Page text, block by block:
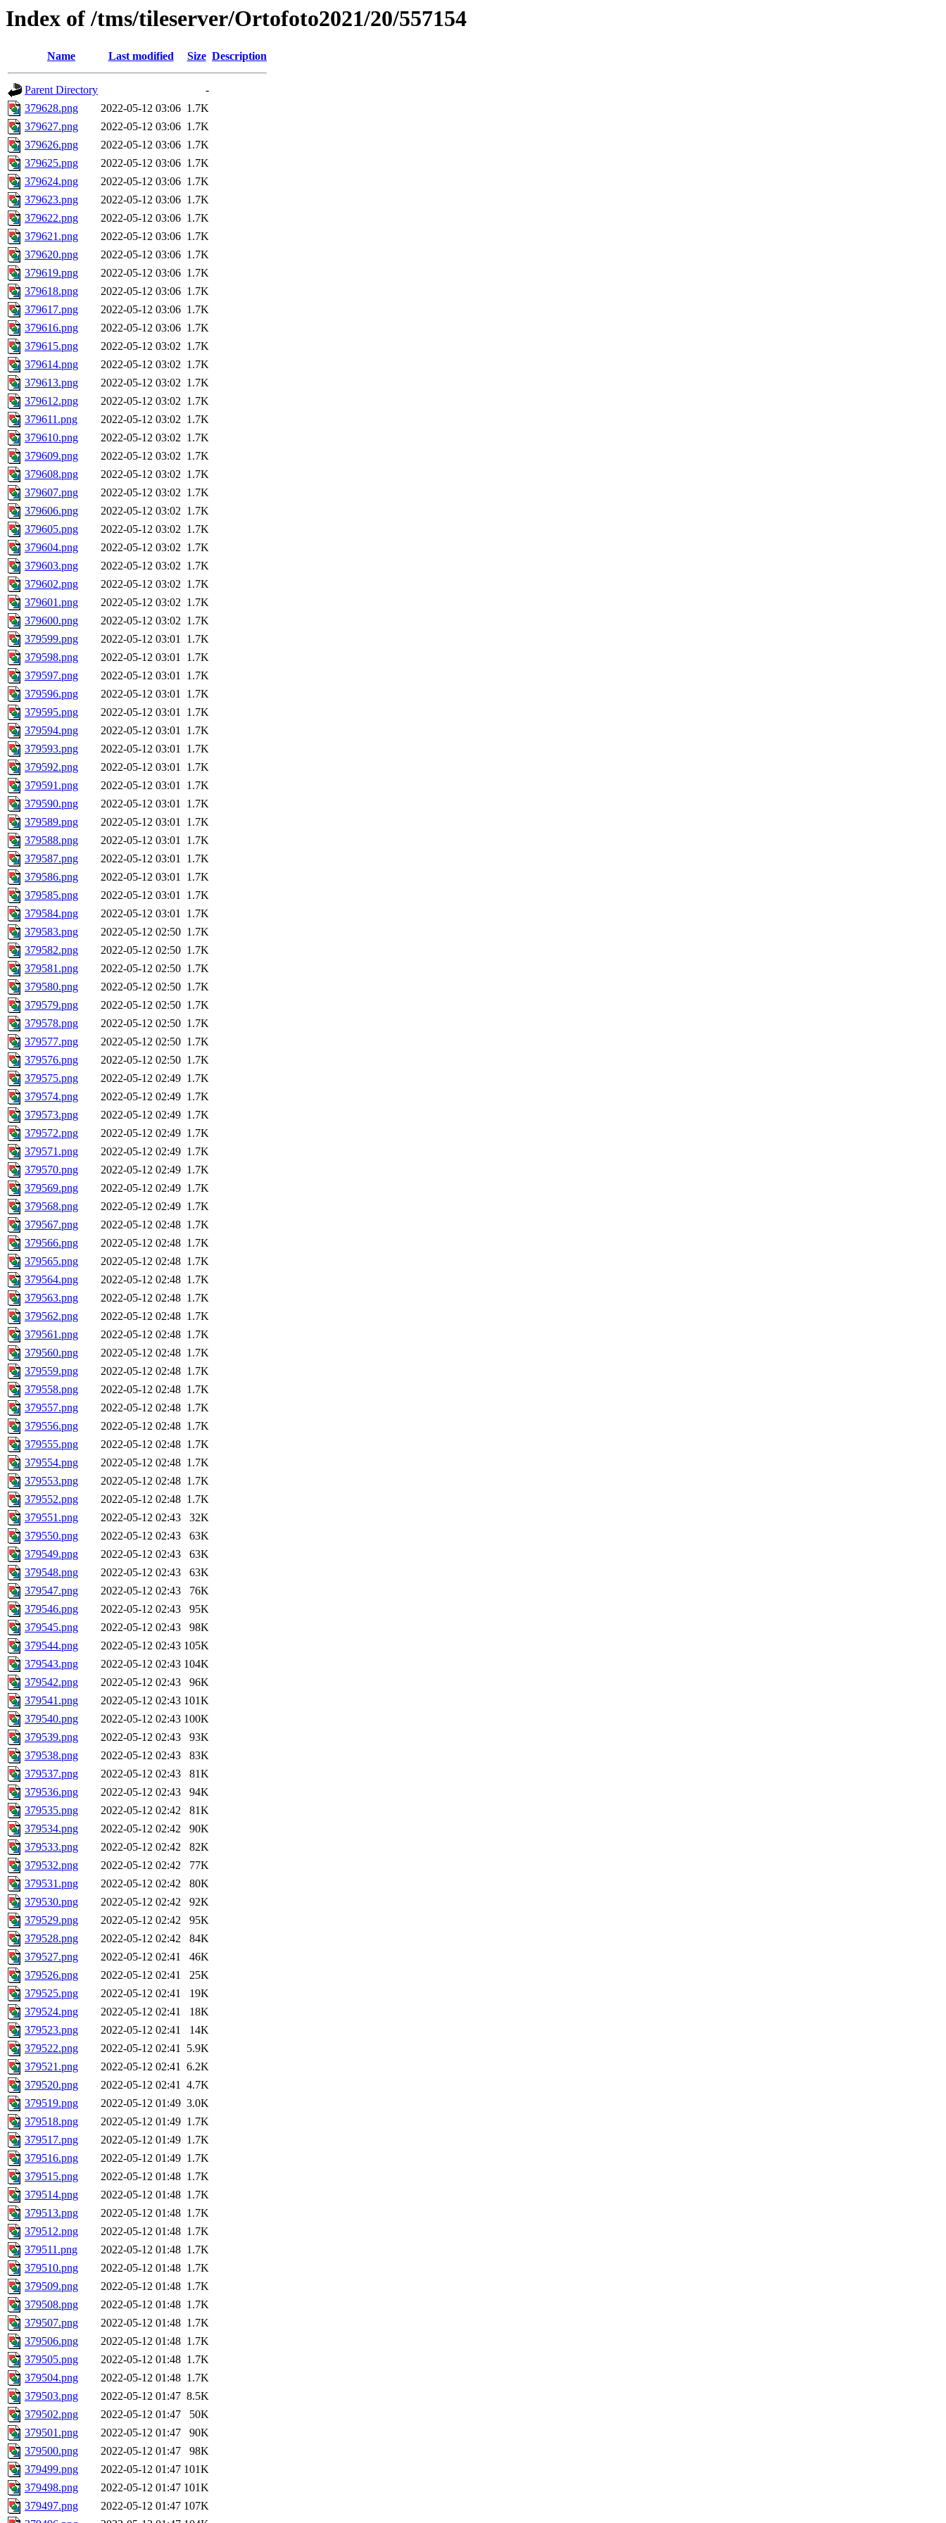
Index of /tms/tileserver/Ortofoto2021/20/557154
Name Last modified Size Description
Parent Directory
-
379628.png
2022-05-12 03:06 1.7K
379627.png
2022-05-12 03:06 1.7K
379626.png
2022-05-12 03:06 1.7K
379625.png
2022-05-12 03:06 1.7K
379624.png
2022-05-12 03:06 1.7K
379623.png
2022-05-12 03:06 1.7K
379622.png
2022-05-12 03:06 1.7K
379621.png
2022-05-12 03:06 1.7K
379620.png
2022-05-12 03:06 1.7K
379619.png
2022-05-12 03:06 1.7K
379618.png
2022-05-12 03:06 1.7K
379617.png
2022-05-12 03:06 1.7K
379616.png
2022-05-12 03:06 1.7K
379615.png
2022-05-12 03:02 1.7K
379614.png
2022-05-12 03:02 1.7K
379613.png
2022-05-12 03:02 1.7K
379612.png
2022-05-12 03:02 1.7K
379611.png
2022-05-12 03:02 1.7K
379610.png
2022-05-12 03:02 1.7K
379609.png
2022-05-12 03:02 1.7K
379608.png
2022-05-12 03:02 1.7K
379607.png
2022-05-12 03:02 1.7K
379606.png
2022-05-12 03:02 1.7K
379605.png
2022-05-12 03:02 1.7K
379604.png
2022-05-12 03:02 1.7K
379603.png
2022-05-12 03:02 1.7K
379602.png
2022-05-12 03:02 1.7K
379601.png
2022-05-12 03:02 1.7K
379600.png
2022-05-12 03:02 1.7K
379599.png
2022-05-12 03:01 1.7K
379598.png
2022-05-12 03:01 1.7K
379597.png
2022-05-12 03:01 1.7K
379596.png
2022-05-12 03:01 1.7K
379595.png
2022-05-12 03:01 1.7K
379594.png
2022-05-12 03:01 1.7K
379593.png
2022-05-12 03:01 1.7K
379592.png
2022-05-12 03:01 1.7K
379591.png
2022-05-12 03:01 1.7K
379590.png
2022-05-12 03:01 1.7K
379589.png
2022-05-12 03:01 1.7K
379588.png
2022-05-12 03:01 1.7K
379587.png
2022-05-12 03:01 1.7K
379586.png
2022-05-12 03:01 1.7K
379585.png
2022-05-12 03:01 1.7K
379584.png
2022-05-12 03:01 1.7K
379583.png
2022-05-12 02:50 1.7K
379582.png
2022-05-12 02:50 1.7K
379581.png
2022-05-12 02:50 1.7K
379580.png
2022-05-12 02:50 1.7K
379579.png
2022-05-12 02:50 1.7K
379578.png
2022-05-12 02:50 1.7K
379577.png
2022-05-12 02:50 1.7K
379576.png
2022-05-12 02:50 1.7K
379575.png
2022-05-12 02:49 1.7K
379574.png
2022-05-12 02:49 1.7K
379573.png
2022-05-12 02:49 1.7K
379572.png
2022-05-12 02:49 1.7K
379571.png
2022-05-12 02:49 1.7K
379570.png
2022-05-12 02:49 1.7K
379569.png
2022-05-12 02:49 1.7K
379568.png
2022-05-12 02:49 1.7K
379567.png
2022-05-12 02:48 1.7K
379566.png
2022-05-12 02:48 1.7K
379565.png
2022-05-12 02:48 1.7K
379564.png
2022-05-12 02:48 1.7K
379563.png
2022-05-12 02:48 1.7K
379562.png
2022-05-12 02:48 1.7K
379561.png
2022-05-12 02:48 1.7K
379560.png
2022-05-12 02:48 1.7K
379559.png
2022-05-12 02:48 1.7K
379558.png
2022-05-12 02:48 1.7K
379557.png
2022-05-12 02:48 1.7K
379556.png
2022-05-12 02:48 1.7K
379555.png
2022-05-12 02:48 1.7K
379554.png
2022-05-12 02:48 1.7K
379553.png
2022-05-12 02:48 1.7K
379552.png
2022-05-12 02:48 1.7K
379551.png
2022-05-12 02:43
32K
379550.png
2022-05-12 02:43
63K
379549.png
2022-05-12 02:43
63K
379548.png
2022-05-12 02:43
63K
379547.png
2022-05-12 02:43
76K
379546.png
2022-05-12 02:43
95K
379545.png
2022-05-12 02:43
98K
379544.png
2022-05-12 02:43 105K
379543.png
2022-05-12 02:43 104K
379542.png
2022-05-12 02:43
96K
379541.png
2022-05-12 02:43 101K
379540.png
2022-05-12 02:43 100K
379539.png
2022-05-12 02:43
93K
379538.png
2022-05-12 02:43
83K
379537.png
2022-05-12 02:43
81K
379536.png
2022-05-12 02:43
94K
379535.png
2022-05-12 02:42
81K
379534.png
2022-05-12 02:42
90K
379533.png
2022-05-12 02:42
82K
379532.png
2022-05-12 02:42
77K
379531.png
2022-05-12 02:42
80K
379530.png
2022-05-12 02:42
92K
379529.png
2022-05-12 02:42
95K
379528.png
2022-05-12 02:42
84K
379527.png
2022-05-12 02:41
46K
379526.png
2022-05-12 02:41
25K
379525.png
2022-05-12 02:41
19K
379524.png
2022-05-12 02:41
18K
379523.png
2022-05-12 02:41
14K
379522.png
2022-05-12 02:41 5.9K
379521.png
2022-05-12 02:41 6.2K
379520.png
2022-05-12 02:41 4.7K
379519.png
2022-05-12 01:49 3.0K
379518.png
2022-05-12 01:49 1.7K
379517.png
2022-05-12 01:49 1.7K
379516.png
2022-05-12 01:49 1.7K
379515.png
2022-05-12 01:48 1.7K
379514.png
2022-05-12 01:48 1.7K
379513.png
2022-05-12 01:48 1.7K
379512.png
2022-05-12 01:48 1.7K
379511.png
2022-05-12 01:48 1.7K
379510.png
2022-05-12 01:48 1.7K
379509.png
2022-05-12 01:48 1.7K
379508.png
2022-05-12 01:48 1.7K
379507.png
2022-05-12 01:48 1.7K
379506.png
2022-05-12 01:48 1.7K
379505.png
2022-05-12 01:48 1.7K
379504.png
2022-05-12 01:48 1.7K
379503.png
2022-05-12 01:47 8.5K
379502.png
2022-05-12 01:47
50K
379501.png
2022-05-12 01:47
90K
379500.png
2022-05-12 01:47
98K
379499.png
2022-05-12 01:47 101K
379498.png
2022-05-12 01:47 101K
379497.png
2022-05-12 01:47 107K